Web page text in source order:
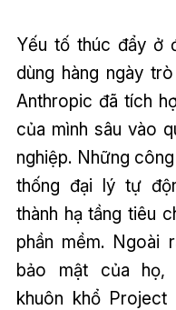
Yếu tố thúc đẩy ở
dùng hàng ngày
Anthropic đã tích
của mình sâu vào
nghiệp. Những
thống đại lý tự
thành hạ tầng tiêu
phần mềm. Ngoài
bảo mật của họ,
khuôn khổ Project